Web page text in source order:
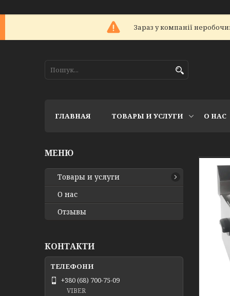
Зараз у компанії
ГЛАВНАЯ ТОВАРЫ И УСЛУГИ О НАС
Товары и услуги
О нас
Отзывы
КОНТАКТИ
+380 (68) 700-75-09
VIBER